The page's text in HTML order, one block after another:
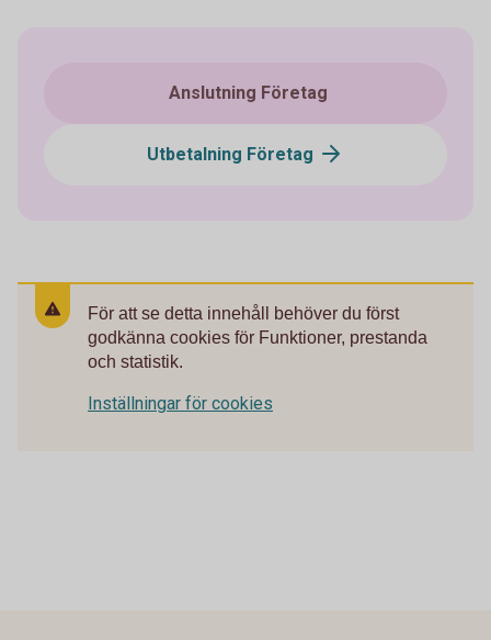
Anslutning Företag
Utbetalning Företag
För att se detta innehåll behöver du först
godkänna cookies för Funktioner, prestanda
och statistik.
Inställningar för cookies